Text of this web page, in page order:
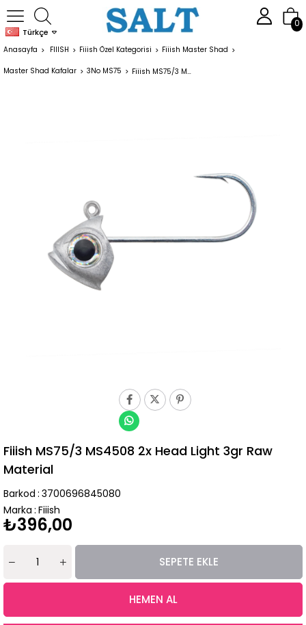
Türkçe
0
Anasayfa FIIISH Fiiish Özel Kategorisi Fiiish Master Shad
Master Shad Kafalar 3No MS75 Fiiish MS75/3 MS4508 2x Head Light 3gr Raw Material
Fiiish MS75/3 MS4508 2x Head Light 3gr Raw
Material
Barkod : 3700696845080
Marka : Fiiish
₺396,00